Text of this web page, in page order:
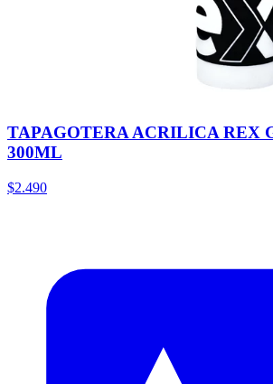
TAPAGOTERA ACRILICA REX
300ML
$2.490